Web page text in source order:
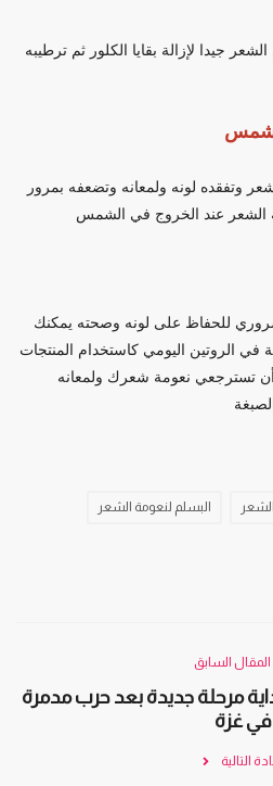
جيدا لإزالة بقايا الكلور ثم ترطيبه
وتفقده لونه ولمعانه وتضعفه بمرور
عند الخروج في الشمس
ضروري للحفاظ على لونه وصحته يمكنك
في الروتين اليومي كاستخدام المنتجات
أن تسترجعي نعومة شعرك ولمعانه
البسلم لنعومة الشعر
المقال السابق
مرحلة جديدة بعد حرب مدمرة
في غزة
التالية